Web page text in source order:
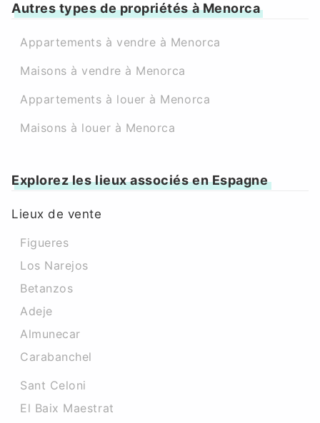
Autres types de propriétés à Menorca
Appartements à vendre à Menorca
Maisons à vendre à Menorca
Appartements à louer à Menorca
Maisons à louer à Menorca
Explorez les lieux associés en Espagne
Lieux de vente
Figueres
Los Narejos
Betanzos
Adeje
Almunecar
Carabanchel
Sant Celoni
El Baix Maestrat